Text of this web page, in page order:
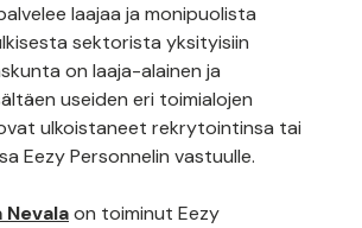
laajaa ja monipuolista
sektorista yksityisiin
on laaja-alainen ja
useiden eri toimialojen
ulkoistaneet rekrytointinsa tai
Eezy Personnelin vastuulle.
Nevalaon toiminut Eezy